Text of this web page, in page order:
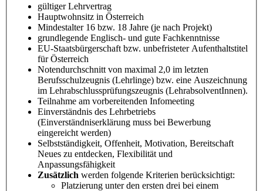
gültiger Lehrvertrag
Hauptwohnsitz in Österreich
Mindestalter 16 bzw. 18 Jahre (je nach Projekt)
grundlegende Englisch- und gute Fachkenntnisse
EU-Staatsbürgerschaft bzw. unbefristeter Aufenthaltstitel
für Österreich
Notendurchschnitt von maximal 2,0 im letzten
Berufsschulzeugnis (Lehrlinge) bzw. eine Auszeichnung
im Lehrabschlussprüfungszeugnis (LehrabsolventInnen).
Teilnahme am vorbereitenden Infomeeting
Einverständnis des Lehrbetriebs
(Einverständniserklärung muss bei Bewerbung
eingereicht werden)
Selbstständigkeit, Offenheit, Motivation, Bereitschaft
Neues zu entdecken, Flexibilität und
Anpassungsfähigkeit
Zusätzlich werden folgende Kriterien berücksichtigt:
Platzierung unter den ersten drei bei einem